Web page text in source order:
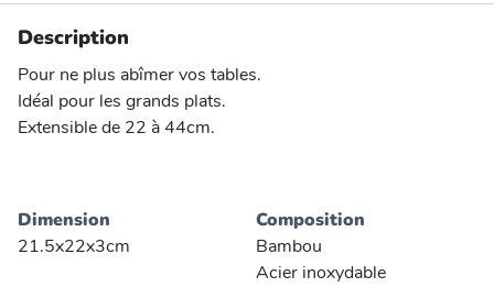
Description
Pour ne plus abîmer vos tables.
Idéal pour les grands plats.
Extensible de 22 à 44cm.
Dimension
21.5x22x3cm
Composition
Bambou
Acier inoxydable